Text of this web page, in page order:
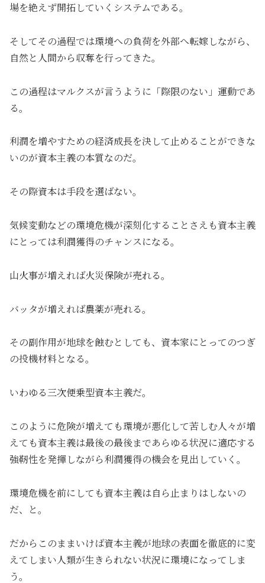
場を絶えず開拓していくシステムである。
そしてその過程では環境への負荷を外部へ転嫁しながら、
自然と人間から収奪を行ってきた。
この過程はマルクスが言うように「際限のない」運動であ
る。
利潤を増やすための経済成長を決して止めることができな
いのが資本主義の本質なのだ。
その際資本は手段を選ばない。
気候変動などの環境危機が深刻化することさえも資本主義
にとっては利潤獲得のチャンスになる。
山火事が増えれば火災保険が売れる。
バッタが増えれば農薬が売れる。
その副作用が地球を蝕むとしても、資本家にとってのつぎ
の投機材料となる。
いわゆる三次便乗型資本主義だ。
このように危険が増えても環境が悪化して苦しむ人々が増
えても資本主義は最後の最後まであらゆる状況に適応する
強靭性を発揮しながら利潤獲得の機会を見出していく。
環境危機を前にしても資本主義は自ら止まりはしないの
だ、と。
だからこのままいけば資本主義が地球の表面を徹底的に変
えてしまい人類が生きられない状況に環境になってしま
う。